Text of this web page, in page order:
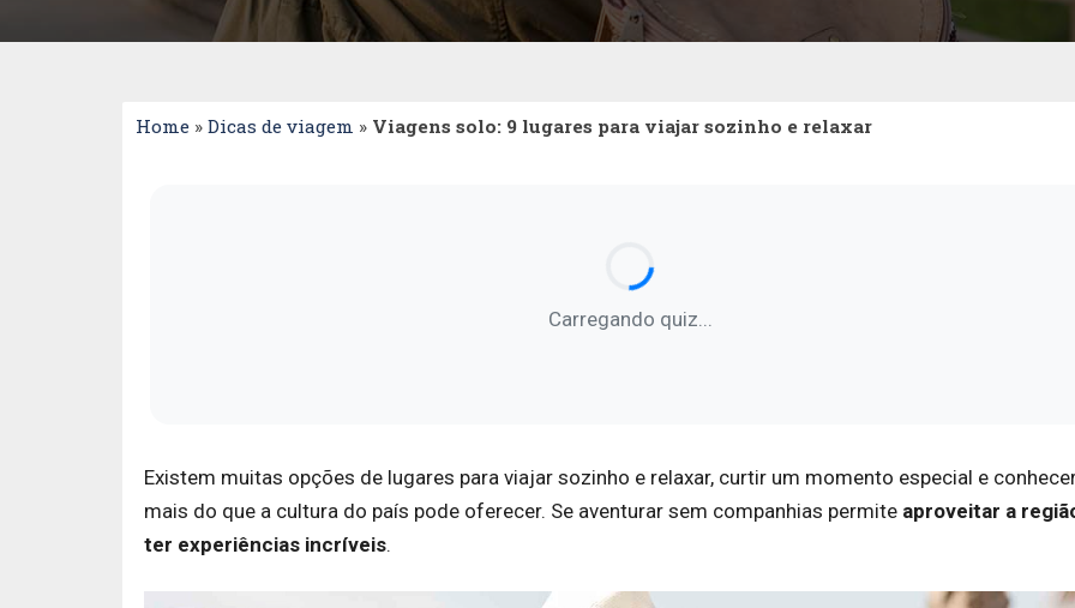
Home » Dicas de viagem » Viagens solo: 9 lugares para viajar sozinho e relaxar
Carregando quiz...
Existem muitas opções de lugares para viajar sozinho e relaxar, curtir um momento especial e
mais do que a cultura do país pode oferecer. Se aventurar sem companhias permite aproveitar a
ter experiências incríveis.